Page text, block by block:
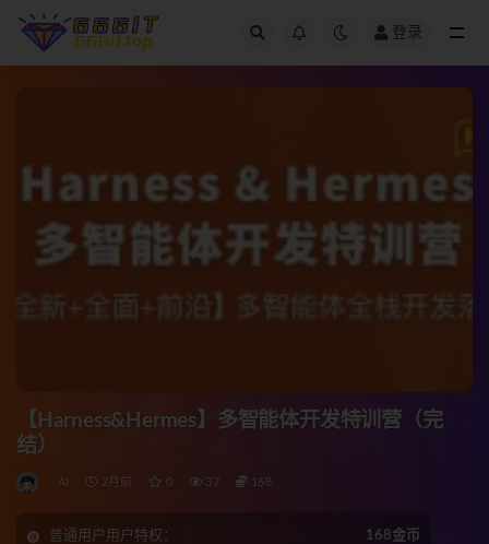
登录
【Harness&Hermes】多智能体开发特训营（完
结）
AI 2月前 0 37 168
普通用户用户特权： 168金币